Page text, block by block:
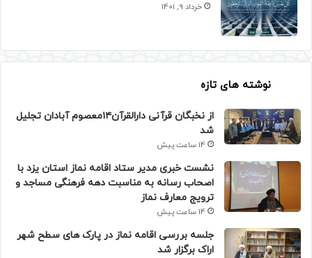
خرداد 9, 1401
نوشته های تازه
از نخبگان قرآنی دارالقرآن۱۴معصوم آبادان تجلیل
شد
14 ساعت پیش
نشست خبری مدیر ستاد اقامه نماز استان یزد با
اصحاب رسانه به مناسبت دهه فرهنگی مساجد و
ترویج معارف نماز
14 ساعت پیش
جلسه بررسی اقامه نماز در پارک های سطح شهر
اراک برگزار شد